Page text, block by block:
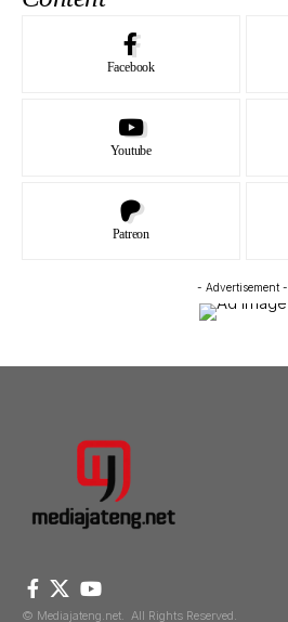
Facebook
Youtube
Patreon
- Advertisement -
© Mediajateng.net. All Rights Reserved.